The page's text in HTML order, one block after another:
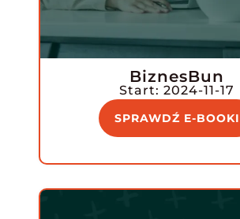
BiznesBun
Start: 2024-11-17
SPRAWDŹ E-BOOKI